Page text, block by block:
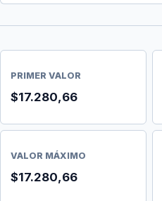
PRIMER VALOR
$17.280,66
VALOR MÁXIMO
$17.280,66